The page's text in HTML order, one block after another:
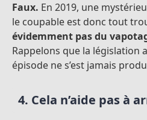
Faux. En 2019, une
le coupable est donc tout
évidemment pas du
Rappelons que la législation
épisode ne s’est jamais
4. Cela n’aide pas à